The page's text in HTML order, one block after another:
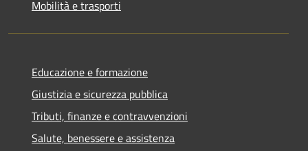
Mobilità e trasporti
Educazione e formazione
Giustizia e sicurezza pubblica
Tributi, finanze e contravvenzioni
Salute, benessere e assistenza